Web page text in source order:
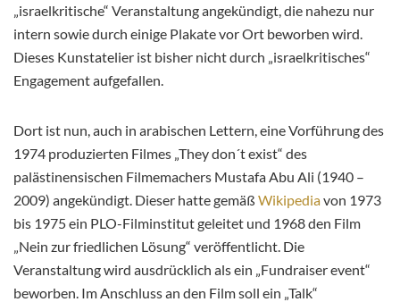
„israelkritische“ Veranstaltung angekündigt, die nahezu nur
intern sowie durch einige Plakate vor Ort beworben wird.
Dieses Kunstatelier ist bisher nicht durch „israelkritisches“
Engagement aufgefallen.
Dort ist nun, auch in arabischen Lettern, eine Vorführung des
1974 produzierten Filmes „They don´t exist“ des
palästinensischen Filmemachers Mustafa Abu Ali (1940 –
2009) angekündigt. Dieser hatte gemäß Wikipediavon 1973
bis 1975 ein PLO-Filminstitut geleitet und 1968 den Film
„Nein zur friedlichen Lösung“ veröffentlicht. Die
Veranstaltung wird ausdrücklich als ein „Fundraiser event“
beworben. Im Anschluss an den Film soll ein „Talk“